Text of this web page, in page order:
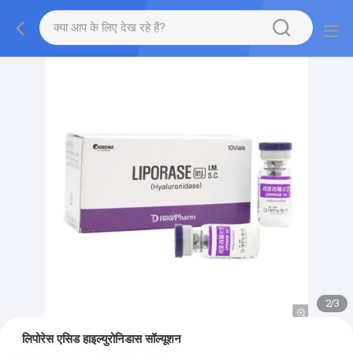
2/3
लिपोरेस एसिड हाइल्युरोनिडास सॉल्यूशन